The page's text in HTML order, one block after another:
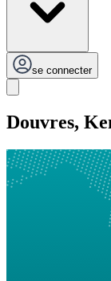
se connecter
Douvres,